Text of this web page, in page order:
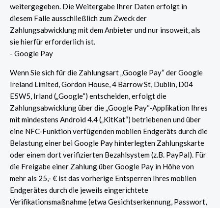
weitergegeben. Die Weitergabe Ihrer Daten erfolgt in
diesem Falle ausschließlich zum Zweck der
Zahlungsabwicklung mit dem Anbieter und nur insoweit, als
sie hierfür erforderlich ist.
- Google Pay
Wenn Sie sich für die Zahlungsart „Google Pay“ der Google
Ireland Limited, Gordon House, 4 Barrow St, Dublin, D04
E5W5, Irland („Google“) entscheiden, erfolgt die
Zahlungsabwicklung über die „Google Pay“-Applikation Ihres
mit mindestens Android 4.4 („KitKat“) betriebenen und über
eine NFC-Funktion verfügenden mobilen Endgeräts durch die
Belastung einer bei Google Pay hinterlegten Zahlungskarte
oder einem dort verifizierten Bezahlsystem (z.B. PayPal). Für
die Freigabe einer Zahlung über Google Pay in Höhe von
mehr als 25,- € ist das vorherige Entsperren Ihres mobilen
Endgerätes durch die jeweils eingerichtete
Verifikationsmaßnahme (etwa Gesichtserkennung, Passwort,